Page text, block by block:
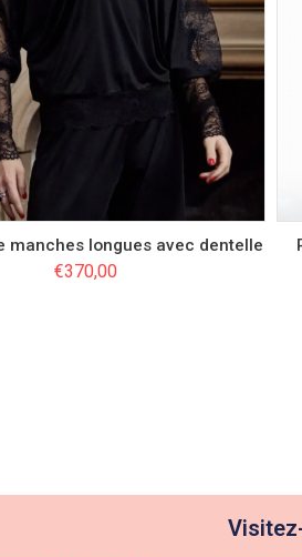
36
manches longues avec dentelle
€370,00